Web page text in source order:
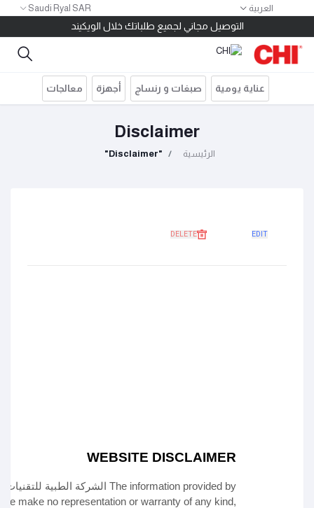
العربية Saudi Ryal SAR
التوصيل مجاني لجميع طلباتك خلال الويكيند
توصيل مجاني للطلبات أكثر من ٢٠٠ ريال
قسم مشترياتك على ٤ دفعات بدون فوائد أو مصاريف إدارية
١٠ ريال كاش باك لكل ١٠٠ ريال مشتريات
التوصيل مجاني لجميع طلباتك خلال الويكيند
عناية يومية صبغات و رنساج أجهزة معالجات
Disclaimer
الرئيسية "Disclaimer"
EDIT
DELETE
WEBSITE DISCLAIMER
The information provided by الشركة الطبية للتقنيات المتقدمة ('we', 'us', or 'our') on
make no representation or warranty of any kind,